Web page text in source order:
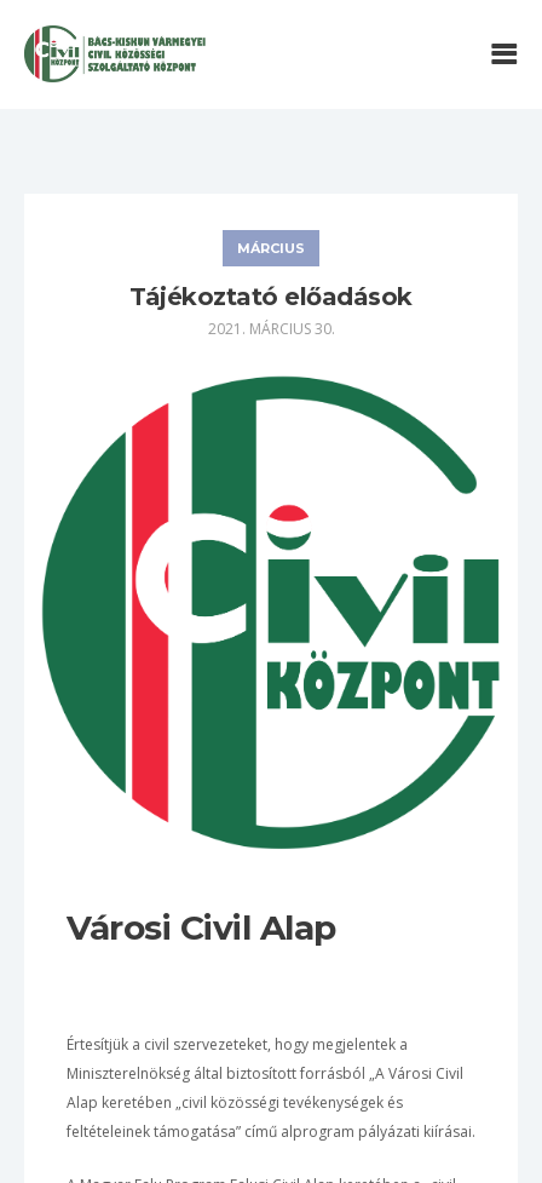
MÁRCIUS
Tájékoztató előadások
2021. MÁRCIUS 30.
Városi Civil Alap
Értesítjük a civil szervezeteket, hogy megjelentek a
Miniszterelnökség által biztosított forrásból „A Városi Civil
Alap keretében „civil közösségi tevékenységek és
feltételeinek támogatása” című alprogram pályázati kiírásai.